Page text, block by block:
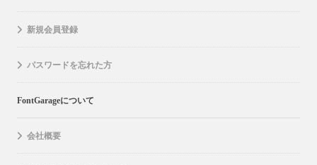
新規会員登録
パスワードを忘れた方
FontGarageについて
会社概要